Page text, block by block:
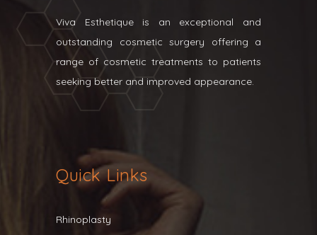
Viva Esthetique is an exceptional and
outstanding cosmetic surgery offering a
range of cosmetic treatments to patients
seeking better and improved appearance.
Quick Links
Rhinoplasty